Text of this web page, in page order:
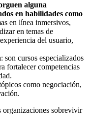
alguna
en habilidades como
s en línea inmersivos,
en temas de
del usuario,
: son cursos especializados
fortalecer competencias
.
como negociación,
.
organizaciones sobrevivir